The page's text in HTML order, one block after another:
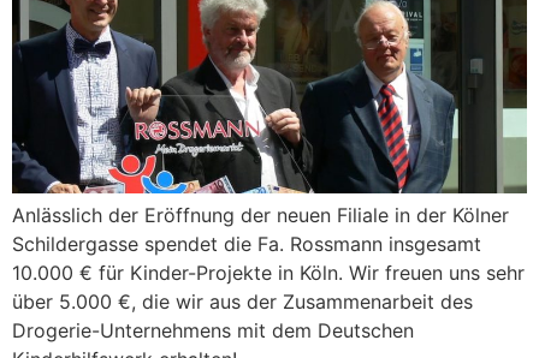
Anlässlich der Eröffnung der neuen Filiale in der Kölner
Schildergasse spendet die Fa. Rossmann insgesamt
10.000 € für Kinder-Projekte in Köln. Wir freuen uns sehr
über 5.000 €, die wir aus der Zusammenarbeit des
Drogerie-Unternehmens mit dem Deutschen